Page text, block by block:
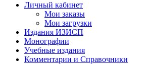
Личный кабинет
Мои заказы
Мои загрузки
Издания ИЗИСП
Монографии
Учебные издания
Комментарии и Справочники